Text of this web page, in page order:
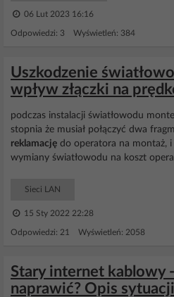
06 Lut 2023 16:16
Odpowiedzi: 3 Wyświetleń: 384
Uszkodzenie
wpływ złączki na
podczas instalacji światłowodu
stopnia że musiał połączyć dwa
reklamację do operatora na montaż,
wymiany światłowodu na koszt
Sieci LAN
15 Sty 2022 22:28
Odpowiedzi: 21 Wyświetleń: 2058
Stary internet kablowy
naprawić? Opis